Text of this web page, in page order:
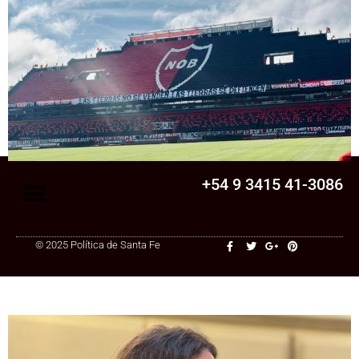
Senado
La Legislatura aprobó una ley clave para
una cooperativa de Santa Fe: ¿qué
cambia?
+54 9 3415 41-3086
© 2025 Política de Santa Fe